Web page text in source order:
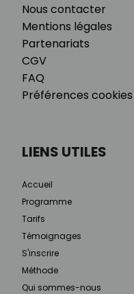
Nous contacter
Mentions légales
Partenariats
CGV
FAQ
Préférences cookies
LIENS UTILES
Accueil
Programme
Tarifs
Témoignages
S'inscrire
Méthode
Qui sommes-nous